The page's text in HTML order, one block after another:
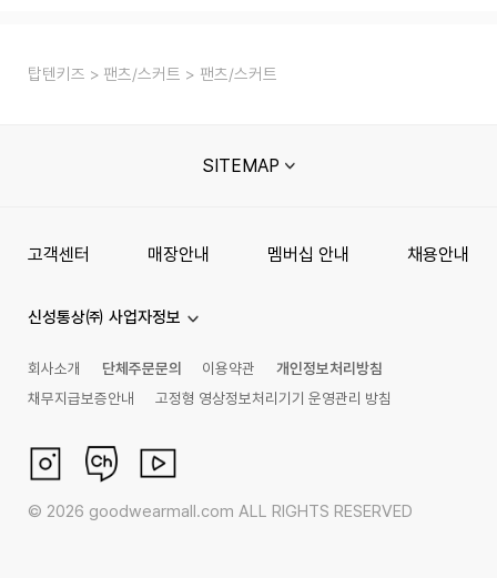
탑텐키즈 팬츠/스커트 팬츠/스커트
SITEMAP
고객센터 매장안내 멤버십 안내 채용안내
신성통상㈜ 사업자정보
회사소개 단체주문문의 이용약관
개인정보처리방침
채무지급보증안내
고정형 영상정보처리기기 운영관리 방침
© 2026 goodwearmall.com ALL RIGHTS RESERVED